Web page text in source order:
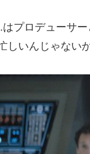
プロデューサー
しいんじゃない